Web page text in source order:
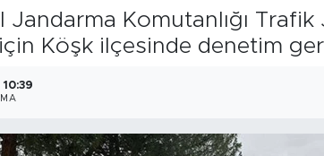
Jandarma Komutanlığı
Köşk ilçesinde denetim